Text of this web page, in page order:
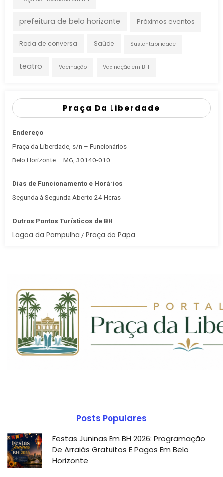
prefeitura de belo horizonte Próximos eventos
Roda de conversa Saúde Sustentabilidade
teatro Vacinação Vacinação em BH
Praça Da Liberdade
Endereço
Praça da Liberdade, s/n – Funcionários
Belo Horizonte – MG, 30140-010
Dias de Funcionamento e Horários
Segunda à Segunda Aberto 24 Horas
Outros Pontos Turísticos de BH
Lagoa da Pampulha / Praça do Papa
Posts Populares
Festas Juninas Em BH 2026: Programação
De Arraiás Gratuitos E Pagos Em Belo
Horizonte